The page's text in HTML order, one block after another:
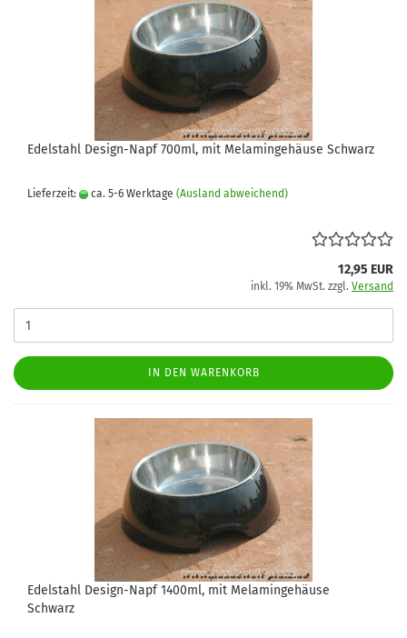
Edelstahl Design-Napf 700ml, mit Melamingehäuse Schwarz
Lieferzeit: ca. 5-6 Werktage (Ausland abweichend)
12,95 EUR
inkl. 19% MwSt. zzgl. Versand
IN DEN WARENKORB
Edelstahl Design-Napf 1400ml, mit Melamingehäuse
Schwarz